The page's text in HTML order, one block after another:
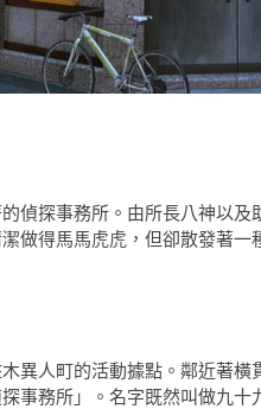
偵探事務所。由所長八神以
做得馬馬虎虎，但卻散發著一
異人町的活動據點。鄰近著
事務所」。名字既然叫做九